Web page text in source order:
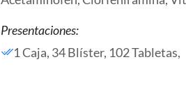
Presentaciones:
1 Caja, 34 Blíster, 102 Tabletas,